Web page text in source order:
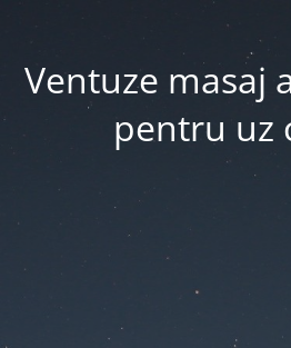
Ventuze masaj
pentru uz